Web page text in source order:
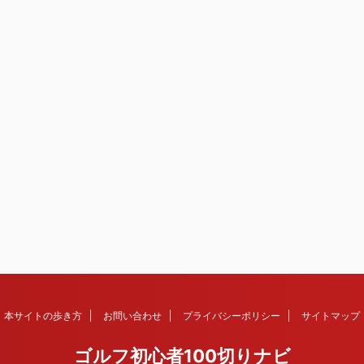
本サイトの歩き方 お問い合わせ プライバシーポリシー サイトマップ
ゴルフ初心者100切りナビ